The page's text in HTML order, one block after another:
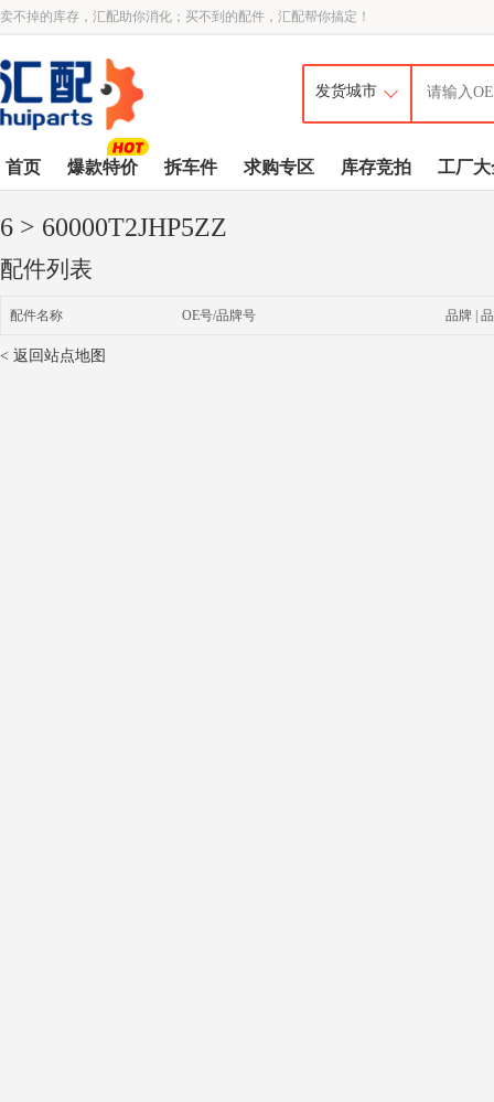
卖不掉的库存，汇配助你消化；买不到的配件，汇配帮你搞定！
首页 爆款特价 拆车件 求购专区 库存竞拍 工厂大
6 > 60000T2JHP5ZZ
配件列表
配件名称 OE号/品牌号 品牌 |
< 返回站点地图